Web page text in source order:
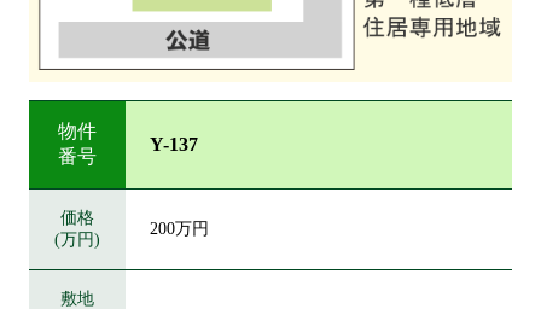
物件
番号
Y-137
価格
(万円)
200万円
敷地